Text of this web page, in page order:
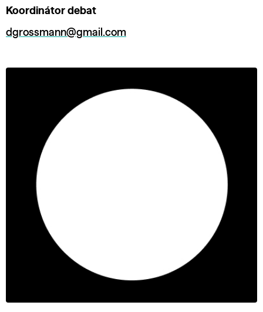
Koordinátor debat
dgrossmann@gmail.com